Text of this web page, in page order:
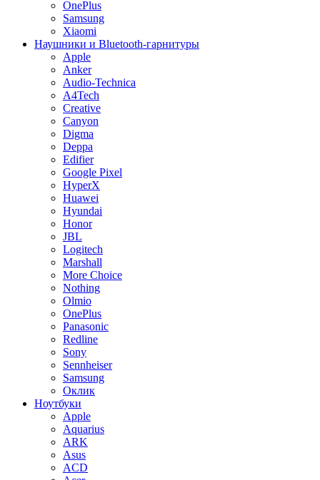
OnePlus
Samsung
Xiaomi
Наушники и Bluetooth-гарнитуры
Apple
Anker
Audio-Technica
A4Tech
Creative
Canyon
Digma
Deppa
Edifier
Google Pixel
HyperX
Huawei
Hyundai
Honor
JBL
Logitech
Marshall
More Choice
Nothing
Olmio
OnePlus
Panasonic
Redline
Sony
Sennheiser
Samsung
Оклик
Ноутбуки
Apple
Aquarius
ARK
Asus
ACD